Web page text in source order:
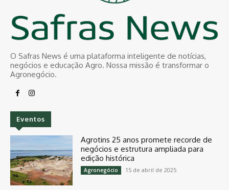
O Safras News é uma plataforma inteligente de notícias,
negócios e educação Agro. Nossa missão é transformar o
Agronegócio.
Eventos
Agrotins 25 anos promete recorde de
negócios e estrutura ampliada para
edição histórica
Agronegócio 15 de abril de 2025